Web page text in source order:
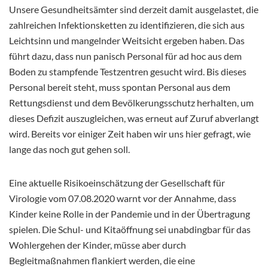
Unsere Gesundheitsämter sind derzeit damit ausgelastet, die
zahlreichen Infektionsketten zu identifizieren, die sich aus
Leichtsinn und mangelnder Weitsicht ergeben haben. Das
führt dazu, dass nun panisch Personal für ad hoc aus dem
Boden zu stampfende Testzentren gesucht wird. Bis dieses
Personal bereit steht, muss spontan Personal aus dem
Rettungsdienst und dem Bevölkerungsschutz herhalten, um
dieses Defizit auszugleichen, was erneut auf Zuruf abverlangt
wird. Bereits vor einiger Zeit haben wir uns hier gefragt, wie
lange das noch gut gehen soll.
Eine aktuelle Risikoeinschätzung der Gesellschaft für
Virologie vom 07.08.2020 warnt vor der Annahme, dass
Kinder keine Rolle in der Pandemie und in der Übertragung
spielen. Die Schul- und Kitaöffnung sei unabdingbar für das
Wohlergehen der Kinder, müsse aber durch
Begleitmaßnahmen flankiert werden, die eine